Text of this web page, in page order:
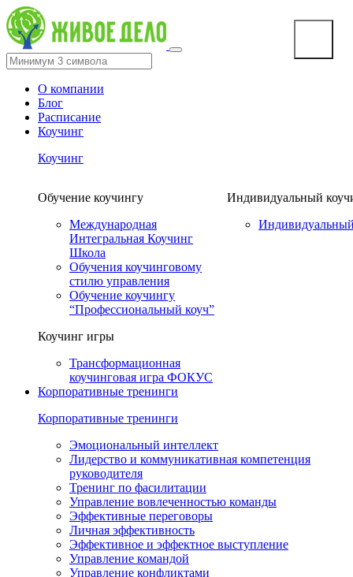
О компании
Блог
Расписание
Коучинг
Коучинг
Обучение коучингу
Международная
Интегральная Коучинг
Школа
Обучения коучинговому
стилю управления
Обучение коучингу
“Профессиональный коуч”
Индивидуальный
Коучинг игры
Трансформационная
коучинговая игра ФОКУС
Корпоративные тренинги
Корпоративные тренинги
Эмоциональный интеллект
Лидерство и коммуникативная компетенция
руководителя
Тренинг по фасилитации
Управление вовлеченностью команды
Эффективные переговоры
Личная эффективность
Эффективное и эффектное выступление
Управление командой
Управление конфликтами